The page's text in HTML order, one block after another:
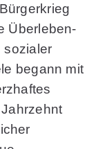
Überleben-
sozialer
begann mit